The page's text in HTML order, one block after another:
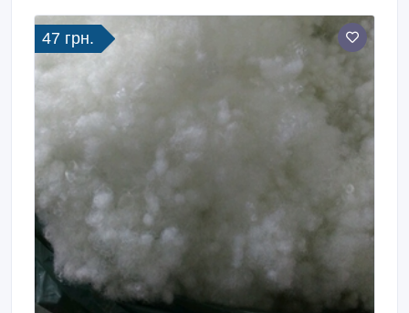
47 грн.